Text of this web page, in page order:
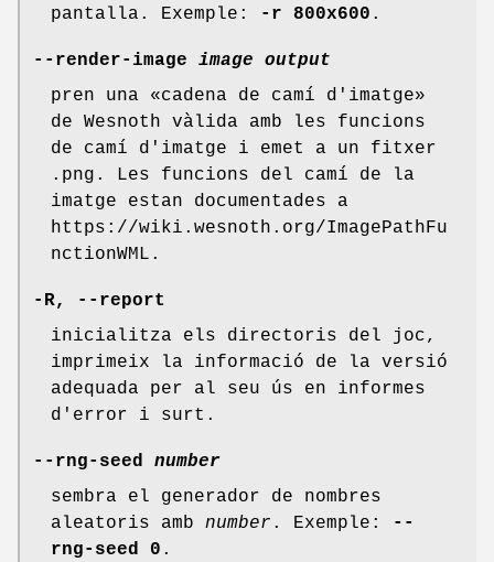
pantalla. Exemple:
-r 800x600 .
--render-image image
output
pren una «cadena de camí d'imatge»
de Wesnoth vàlida amb les funcions
de camí d'imatge i emet a un fitxer
.png. Les funcions del camí de la
imatge estan documentades a
https://wiki.wesnoth.org/ImagePathFu
nctionWML.
-R, --report
inicialitza els directoris del joc,
imprimeix la informació de la versió
adequada per al seu ús en informes
d'error i surt.
--rng-seed number
sembra el generador de nombres
aleatoris amb number . Exemple:
--
rng-seed
0 .